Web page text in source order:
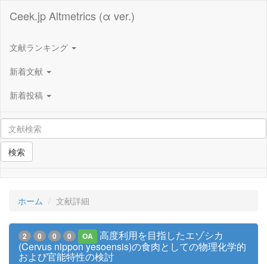
Ceek.jp Altmetrics (α ver.)
文献ランキング
新着文献
新着投稿
検索
ホーム 文献詳細
2 0 0 0 OA
高度利用を目指したエゾシカ
(Cervus nippon yesoensis)の食肉としての物理化学的
および官能特性の検討